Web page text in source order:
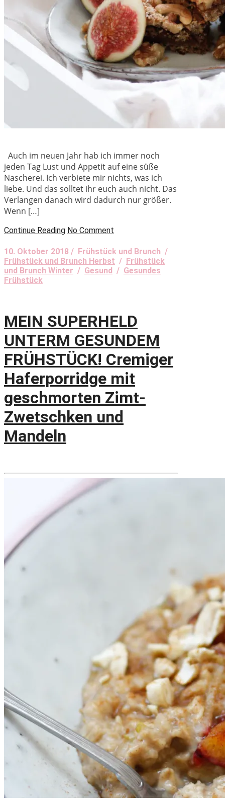
Auch im neuen Jahr hab ich immer noch
jeden Tag Lust und Appetit auf eine süße
Nascherei. Ich verbiete mir nichts, was ich
liebe. Und das solltet ihr euch auch nicht. Das
Verlangen danach wird dadurch nur größer.
Wenn […]
Continue Reading No Comment
10. Oktober 2018 / Frühstück und Brunch /
Frühstück und Brunch Herbst / Frühstück
und Brunch Winter / Gesund / Gesundes
Frühstück
MEIN SUPERHELD
UNTERM GESUNDEM
FRÜHSTÜCK! Cremiger
Haferporridge mit
geschmorten Zimt-
Zwetschken und
Mandeln